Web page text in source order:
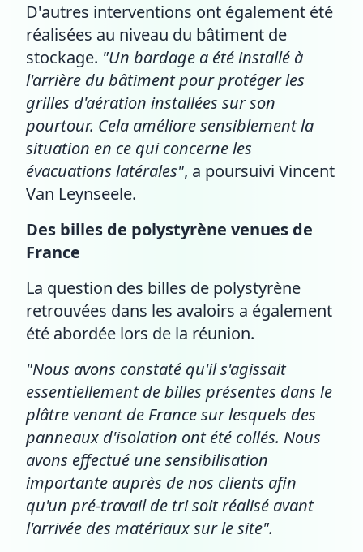
D'autres interventions ont également été
réalisées au niveau du bâtiment de
stockage. "Un bardage a été installé à
l'arrière du bâtiment pour protéger les
grilles d'aération installées sur son
pourtour. Cela améliore sensiblement la
situation en ce qui concerne les
évacuations latérales", a poursuivi Vincent
Van Leynseele.
Des billes de polystyrène venues de
France
La question des billes de polystyrène
retrouvées dans les avaloirs a également
été abordée lors de la réunion.
"Nous avons constaté qu'il s'agissait
essentiellement de billes présentes dans le
plâtre venant de France sur lesquels des
panneaux d'isolation ont été collés. Nous
avons effectué une sensibilisation
importante auprès de nos clients afin
qu'un pré-travail de tri soit réalisé avant
l'arrivée des matériaux sur le site".